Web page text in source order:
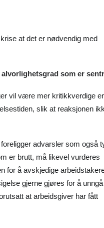
at det er nødvendig med
som er
vil være mer kritikkverdige
slik at reaksjonen
advarsler som også
er brutt, må likevel vurderes
for å avskjedige
gjerne gjøres for å
at arbeidsgiver har fått